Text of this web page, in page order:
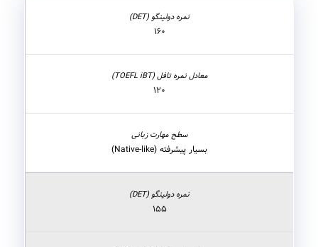
۱۶۰
۱۲۰
بسیار پیشرفته (Native-like)
۱۵۵